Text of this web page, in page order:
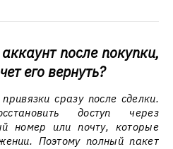
после покупки,
его вернуть?
сразу после сделки.
доступ через
номер или почту, которые
Поэтому полный пакет